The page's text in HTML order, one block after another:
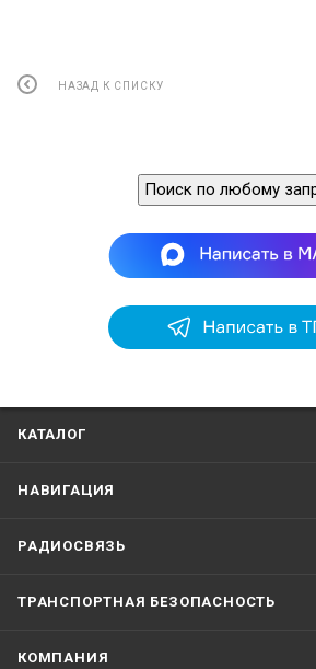
НАЗАД К СПИСКУ
Поиск по любому
КАТАЛОГ
НАВИГАЦИЯ
РАДИОСВЯЗЬ
ТРАНСПОРТНАЯ БЕЗОПАСНОСТЬ
КОМПАНИЯ